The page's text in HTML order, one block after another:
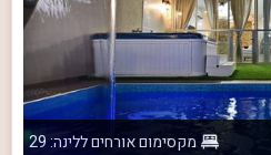
מקסימום אורחים ללינה: 29